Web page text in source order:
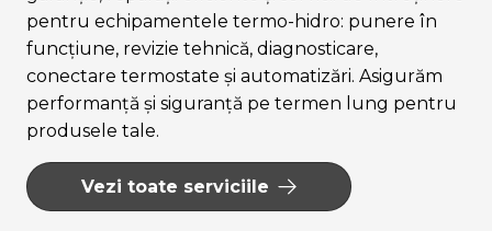
pentru echipamentele termo-hidro: punere în
funcțiune, revizie tehnică, diagnosticare,
conectare termostate și automatizări. Asigurăm
performanță și siguranță pe termen lung pentru
produsele tale.
Vezi toate serviciile